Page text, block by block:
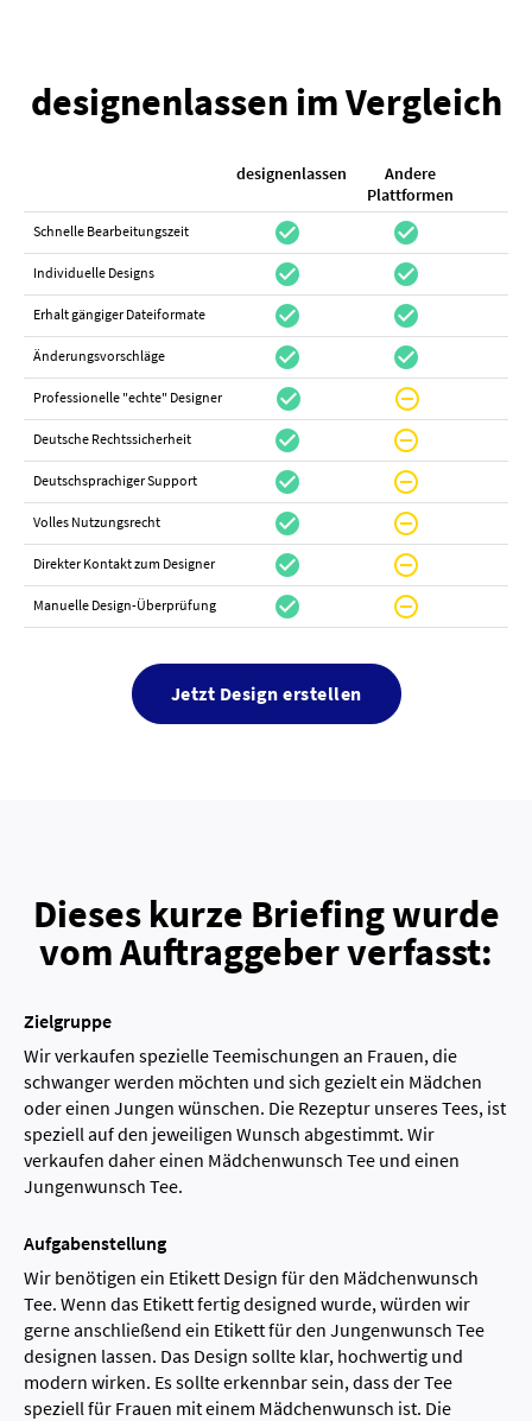
designenlassen im Vergleich
designenlassen
Andere
Plattformen
Schnelle Bearbeitungszeit check_circle check_circle
Individuelle Designs check_circle check_circle
Erhalt gängiger Dateiformate check_circle check_circle
Änderungsvorschläge check_circle check_circle
Professionelle "echte" Designer check_circle do_not_disturb_on
Deutsche Rechtssicherheit check_circle do_not_disturb_on
Deutschsprachiger Support check_circle do_not_disturb_on
Volles Nutzungsrecht check_circle do_not_disturb_on
Direkter Kontakt zum Designer check_circle do_not_disturb_on
Manuelle Design-Überprüfung check_circle do_not_disturb_on
Jetzt Design erstellen
Dieses kurze Briefing wurde
vom Auftraggeber verfasst:
Zielgruppe
Wir verkaufen spezielle Teemischungen an Frauen, die
schwanger werden möchten und sich gezielt ein Mädchen
oder einen Jungen wünschen. Die Rezeptur unseres Tees, ist
speziell auf den jeweiligen Wunsch abgestimmt. Wir
verkaufen daher einen Mädchenwunsch Tee und einen
Jungenwunsch Tee.
Aufgabenstellung
Wir benötigen ein Etikett Design für den Mädchenwunsch
Tee. Wenn das Etikett fertig designed wurde, würden wir
gerne anschließend ein Etikett für den Jungenwunsch Tee
designen lassen. Das Design sollte klar, hochwertig und
modern wirken. Es sollte erkennbar sein, dass der Tee
speziell für Frauen mit einem Mädchenwunsch ist. Die